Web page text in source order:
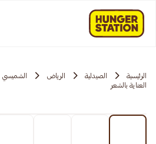
الرئيسية الصيدلية الرياض الشميسي
العناية بالشعر